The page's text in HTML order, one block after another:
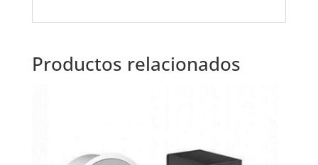
Productos relacionados